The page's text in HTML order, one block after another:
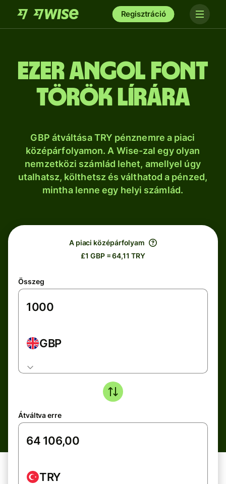
Regisztráció
ezer angol font
török lírára
GBP átváltása TRY pénznemre a piaci
középárfolyamon. A Wise-zal egy olyan
nemzetközi számlád lehet, amellyel úgy
utalhatsz, költhetsz és válthatod a pénzed,
mintha lenne egy helyi számlád.
A piaci középárfolyam
£1 GBP = 64,11 TRY
Összeg
GBP
Átváltva erre
TRY